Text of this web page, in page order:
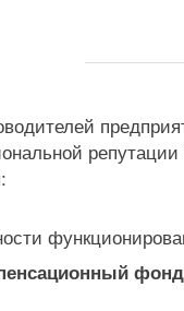
репутации